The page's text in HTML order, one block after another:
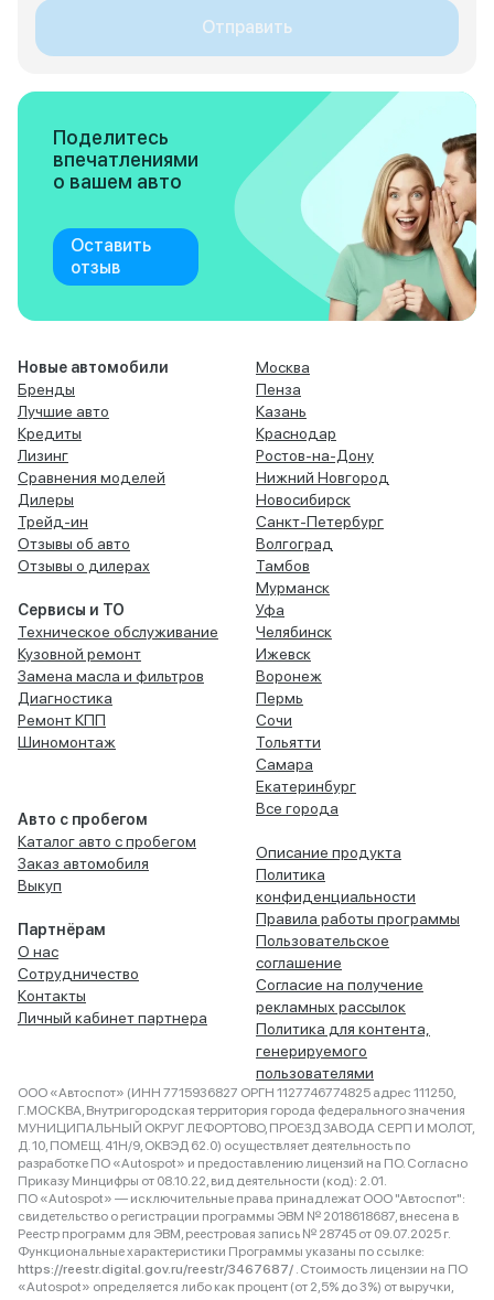
Отправить
Поделитесь
впечатлениями
о вашем авто
Оставить
отзыв
Новые автомобили
Бренды
Лучшие авто
Кредиты
Лизинг
Сравнения моделей
Дилеры
Трейд-ин
Отзывы об авто
Отзывы о дилерах
Сервисы и ТО
Техническое обслуживание
Кузовной ремонт
Замена масла и фильтров
Диагностика
Ремонт КПП
Шиномонтаж
Авто с пробегом
Каталог авто с пробегом
Заказ автомобиля
Выкуп
Партнёрам
О нас
Сотрудничество
Контакты
Личный кабинет партнера
Москва
Пенза
Казань
Краснодар
Ростов-на-Дону
Нижний Новгород
Новосибирск
Санкт-Петербург
Волгоград
Тамбов
Мурманск
Уфа
Челябинск
Ижевск
Воронеж
Пермь
Сочи
Тольятти
Самара
Екатеринбург
Все города
Описание продукта
Политика
конфиденциальности
Правила работы программы
Пользовательское
соглашение
Согласие на получение
рекламных рассылок
Политика для контента,
генерируемого
пользователями
ООО «Автоспот» (ИНН 7715936827 ОРГН 1127746774825 адрес 111250,
Г.МОСКВА, Внутригородская территория города федерального значения
МУНИЦИПАЛЬНЫЙ ОКРУГ ЛЕФОРТОВО, ПРОЕЗД ЗАВОДА СЕРП И МОЛОТ,
Д. 10, ПОМЕЩ. 41Н/9, ОКВЭД 62.0) осуществляет деятельность по
разработке ПО «Autospot» и предоставлению лицензий на ПО. Согласно
Приказу Минцифры от 08.10.22, вид деятельности (код): 2.01.
ПО «Autospot» — исключительные права принадлежат ООО "Автоспот":
свидетельство о регистрации программы ЭВМ № 2018618687, внесена в
Реестр программ для ЭВМ, реестровая запись № 28745 от 09.07.2025 г.
Функциональные характеристики Программы указаны по ссылке:
https://reestr.digital.gov.ru/reestr/3467687/ . Стоимость лицензии на ПО
«Autospot» определяется либо как процент (от 2,5% до 3%) от выручки,